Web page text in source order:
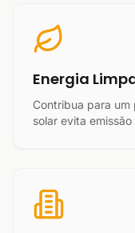
Energia
Contribua para
solar evita